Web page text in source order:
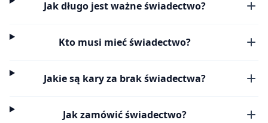
Jak długo jest ważne świadectwo?
Kto musi mieć świadectwo?
Jakie są kary za brak świadectwa?
Jak zamówić świadectwo?